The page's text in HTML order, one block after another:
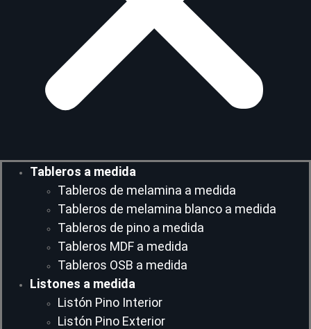
Tableros a medida
Tableros de melamina a medida
Tableros de melamina blanco a medida
Tableros de pino a medida
Tableros MDF a medida
Tableros OSB a medida
Listones a medida
Listón Pino Interior
Listón Pino Exterior